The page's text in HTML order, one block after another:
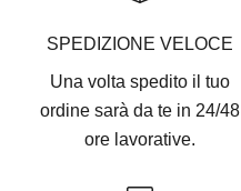
SPEDIZIONE VELOCE
Una volta spedito il tuo
ordine sarà da te in 24/48
ore lavorative.